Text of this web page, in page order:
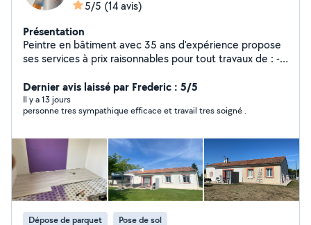
5/5 (14 avis)
Présentation
Peintre en bâtiment avec 35 ans d'expérience propose
ses services à prix raisonnables pour tout travaux de : -
mur - Peinture décorative
Dernier avis laissé par Frederic : 5/5
Il y a 13 jours
personne tres sympathique efficace et travail tres soigné .
Dépose de parquet Pose de sol